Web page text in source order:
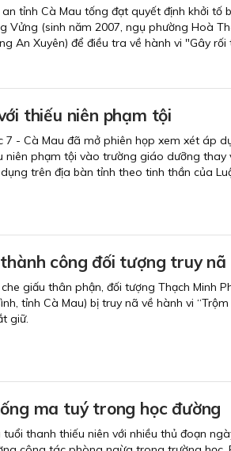
tỉnh Cà Mau tống đạt quyết định khởi tố
Vửng (sinh năm 2007, ngụ phường Hoà
An Xuyên) để điều tra về hành vi "Gây
thiếu niên phạm tội
7 - Cà Mau đã mở phiên họp xem xét áp
niên phạm tội vào trường giáo dưỡng thay
trên địa bàn tỉnh theo tinh thần của
công đối tượng truy nã
giấu thân phận, đối tượng Thạch Minh
tỉnh Cà Mau) bị truy nã về hành vi
giữ.
ma tuý trong học đường
thanh thiếu niên với nhiều thủ đoạn